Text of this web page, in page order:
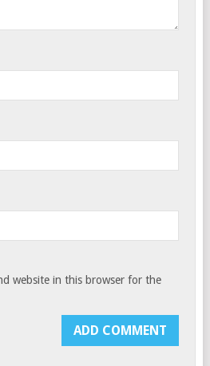
website in this browser for the